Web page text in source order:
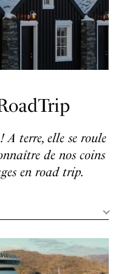
terre, elle se roule
de nos coins
en road trip.